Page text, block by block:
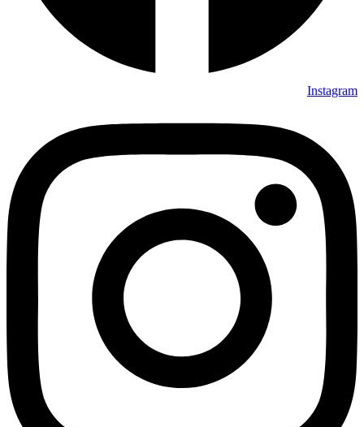
Instagram